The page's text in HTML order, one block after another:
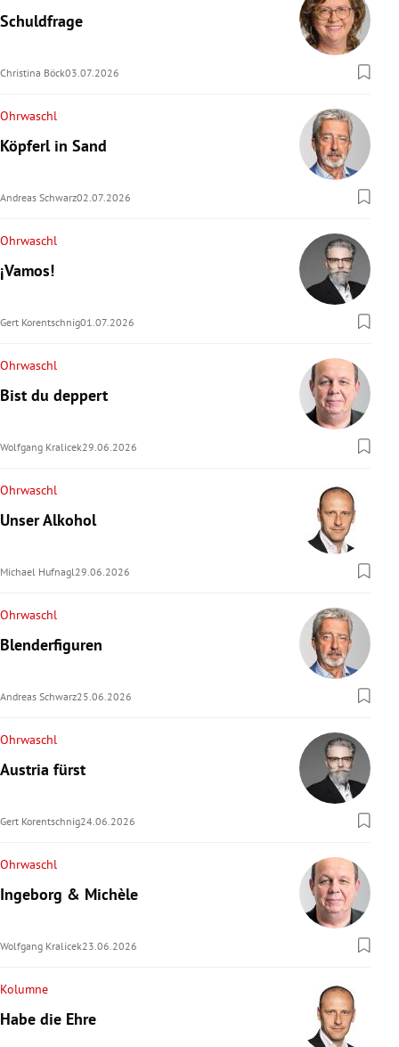
Schuldfrage
Christina Böck03.07.2026
Ohrwaschl
Köpferl in Sand
Andreas Schwarz02.07.2026
Ohrwaschl
¡Vamos!
Gert Korentschnig01.07.2026
Ohrwaschl
Bist du deppert
Wolfgang Kralicek29.06.2026
Ohrwaschl
Unser Alkohol
Michael Hufnagl 29.06.2026
Ohrwaschl
Blenderfiguren
Andreas Schwarz25.06.2026
Ohrwaschl
Austria fürst
Gert Korentschnig24.06.2026
Ohrwaschl
Ingeborg & Michèle
Wolfgang Kralicek23.06.2026
Kolumne
Habe die Ehre